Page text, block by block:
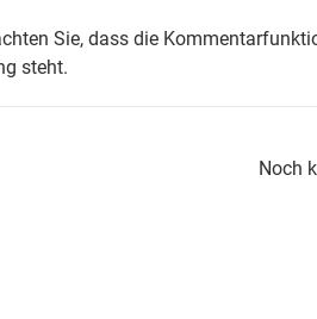
Sie, dass die
steht.
Noch